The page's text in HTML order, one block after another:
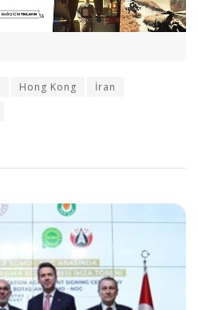
Hong Kong
İran